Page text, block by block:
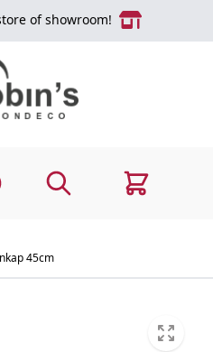
of showroom!
Zoek Cart
45cm